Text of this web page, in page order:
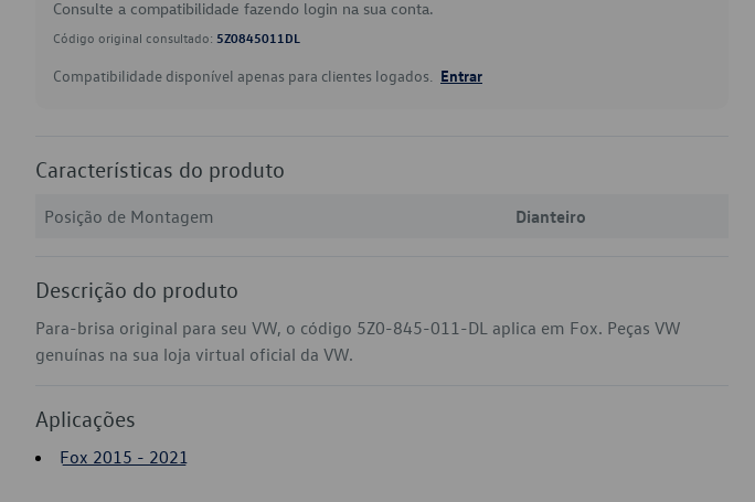
Consulte a compatibilidade fazendo login na sua conta.
Código original consultado: 5Z0845011DL
Compatibilidade disponível apenas para clientes logados. Entrar
Características do produto
Posição de Montagem Dianteiro
Descrição do produto
Para-brisa original para seu VW, o código 5Z0-845-011-DL aplica em Fox. Peças VW
genuínas na sua loja virtual oficial da VW.
Aplicações
Fox 2015 - 2021